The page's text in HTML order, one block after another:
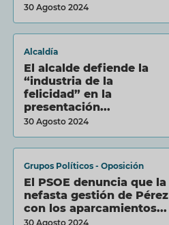
30 Agosto 2024
Alcaldía
El alcalde defiende la
“industria de la
felicidad” en la
presentación...
30 Agosto 2024
Grupos Políticos - Oposición
El PSOE denuncia que la
nefasta gestión de Pérez
con los aparcamientos...
30 Agosto 2024